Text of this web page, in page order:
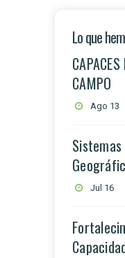
Lo que
CAMPO
Ago 13
Jul 16